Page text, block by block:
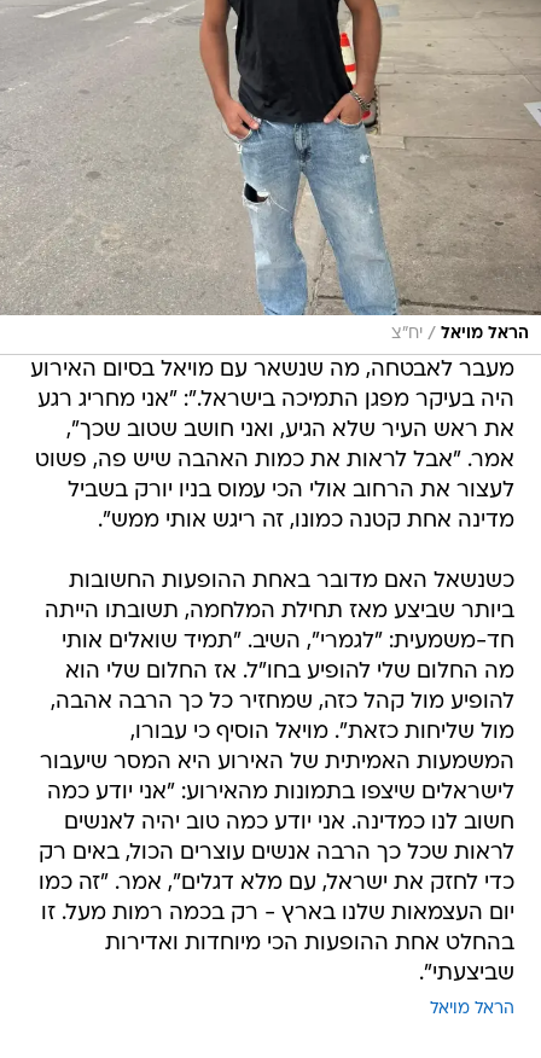
הראל מויאל / יח"צ
מעבר לאבטחה, מה שנשאר עם מויאל בסיום האירוע
היה בעיקר מפגן התמיכה בישראל.": "אני מחריג רגע
את ראש העיר שלא הגיע, ואני חושב שטוב שכך",
אמר. "אבל לראות את כמות האהבה שיש פה, פשוט
לעצור את הרחוב אולי הכי עמוס בניו יורק בשביל
מדינה אחת קטנה כמונו, זה ריגש אותי ממש".
כשנשאל האם מדובר באחת ההופעות החשובות
ביותר שביצע מאז תחילת המלחמה, תשובתו הייתה
חד-משמעית: "לגמרי", השיב. "תמיד שואלים אותי
מה החלום שלי להופיע בחו"ל. אז החלום שלי הוא
להופיע מול קהל כזה, שמחזיר כל כך הרבה אהבה,
מול שליחות כזאת". מויאל הוסיף כי עבורו,
המשמעות האמיתית של האירוע היא המסר שיעבור
לישראלים שיצפו בתמונות מהאירוע: "אני יודע כמה
חשוב לנו כמדינה. אני יודע כמה טוב יהיה לאנשים
לראות שכל כך הרבה אנשים עוצרים הכול, באים רק
כדי לחזק את ישראל, עם מלא דגלים", אמר. "זה כמו
יום העצמאות שלנו בארץ - רק בכמה רמות מעל. זו
בהחלט אחת ההופעות הכי מיוחדות ואדירות
שביצעתי".
הראל מויאל